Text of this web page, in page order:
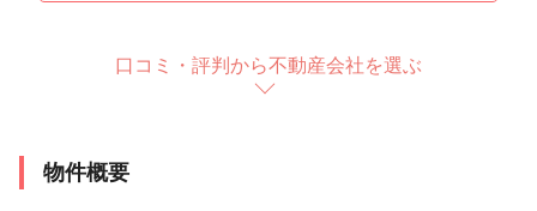
口コミ・評判から不動産会社を選ぶ
物件概要